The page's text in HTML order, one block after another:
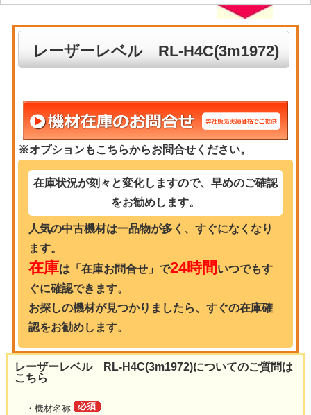
レーザーレベル RL-H4C(3m1972)
※オプションもこちらからお問合せください。
在庫状況が刻々と変化しますので、早めのご確認
をお勧めします。
人気の中古機材は一品物が多く、すぐになくなり
ます。
在庫は「在庫お問合せ」で24時間 いつでもす
ぐに確認できます。
お探しの機材が見つかりましたら、すぐの在庫確
認をお勧めします。
レーザーレベル RL-H4C(3m1972)についてのご質問は
こちら
・機材名称